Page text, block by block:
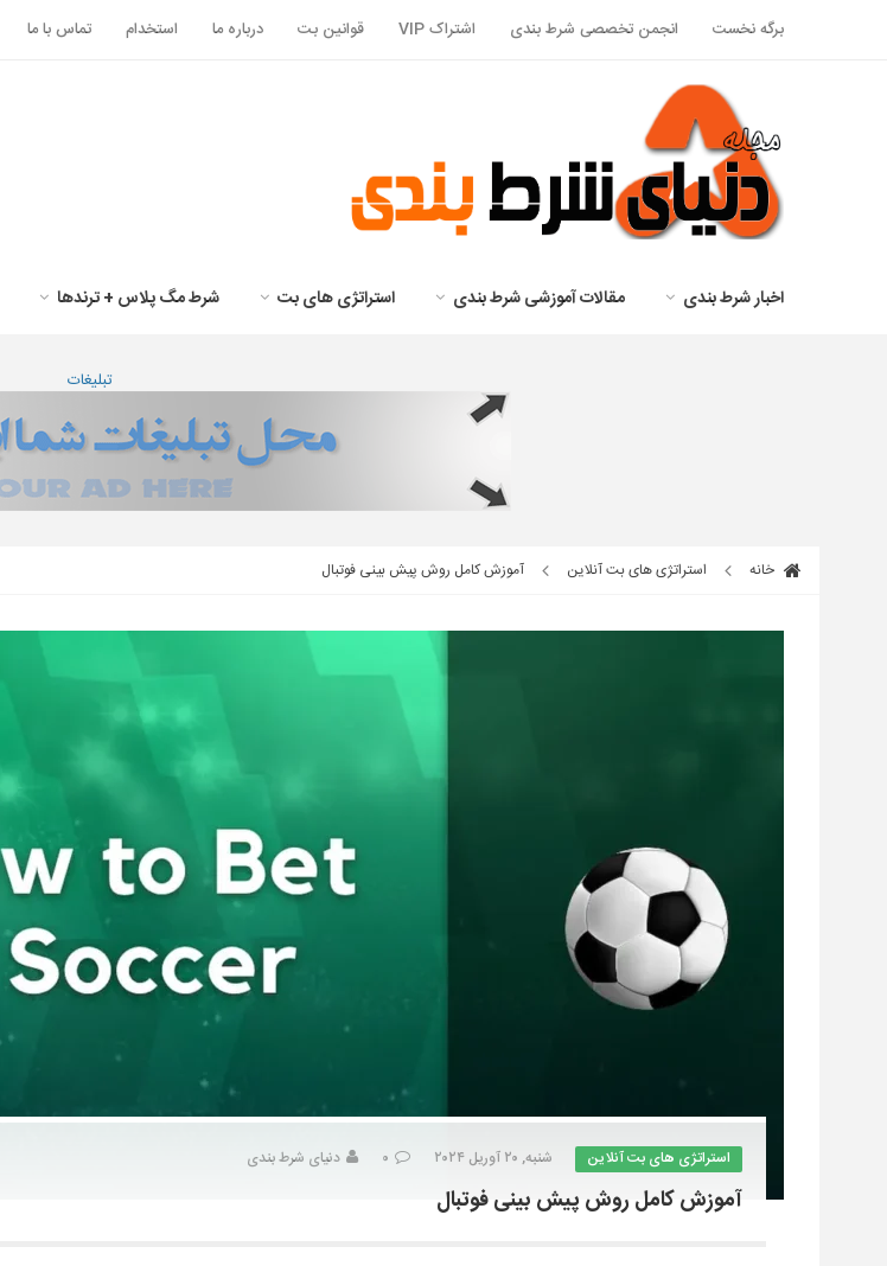
برگه نخست انجمن تخصصی شرط بندی اشتراک VIP قوانین بت درباره ما استخدام تماس با ما
اخبار شرط بندی مقالات آموزشی شرط بندی استراتژی های بت شرط مگ پلاس + ترندها
تبلیغات
خانه استراتژی های بت آنلاین آموزش کامل روش پیش بینی فوتبال
استراتژی های بت آنلاین شنبه, ۲۰ آوریل ۲۰۲۴ ۰ دنیای شرط بندی
آموزش کامل روش پیش بینی فوتبال